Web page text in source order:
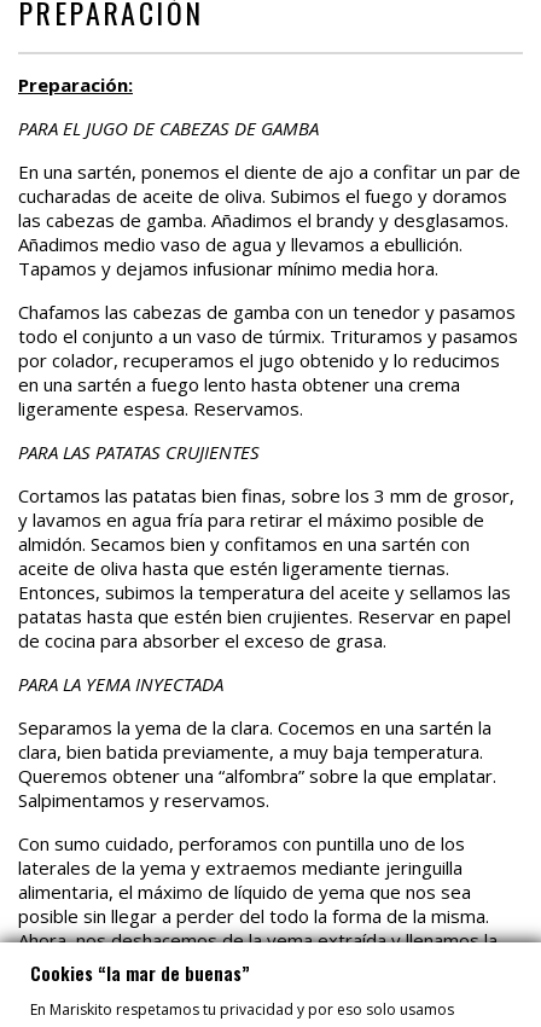
PREPARACIÓN
Preparación:
PARA EL JUGO DE CABEZAS DE GAMBA
En una sartén, ponemos el diente de ajo a confitar un par de
cucharadas de aceite de oliva. Subimos el fuego y doramos
las cabezas de gamba. Añadimos el brandy y desglasamos.
Añadimos medio vaso de agua y llevamos a ebullición.
Tapamos y dejamos infusionar mínimo media hora.
Chafamos las cabezas de gamba con un tenedor y pasamos
todo el conjunto a un vaso de túrmix. Trituramos y pasamos
por colador, recuperamos el jugo obtenido y lo reducimos
en una sartén a fuego lento hasta obtener una crema
ligeramente espesa. Reservamos.
PARA LAS PATATAS CRUJIENTES
Cortamos las patatas bien finas, sobre los 3 mm de grosor,
y lavamos en agua fría para retirar el máximo posible de
almidón. Secamos bien y confitamos en una sartén con
aceite de oliva hasta que estén ligeramente tiernas.
Entonces, subimos la temperatura del aceite y sellamos las
patatas hasta que estén bien crujientes. Reservar en papel
de cocina para absorber el exceso de grasa.
PARA LA YEMA INYECTADA
Separamos la yema de la clara. Cocemos en una sartén la
clara, bien batida previamente, a muy baja temperatura.
Queremos obtener una “alfombra” sobre la que emplatar.
Salpimentamos y reservamos.
Con sumo cuidado, perforamos con puntilla uno de los
laterales de la yema y extraemos mediante jeringuilla
alimentaria, el máximo de líquido de yema que nos sea
posible sin llegar a perder del todo la forma de la misma.
Ahora, nos deshacemos de la yema extraída y llenamos la
jeringuilla de jugo de gamba reducido para rellenar la yema
de huevo por el mismo agujero que hemos hecho
previamente.
Cookies “la mar de buenas”
En Mariskito respetamos tu privacidad y por eso solo usamos